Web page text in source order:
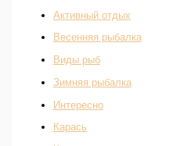
Активный отдых
Весенняя рыбалка
Виды рыб
Зимняя рыбалка
Интересно
Карась